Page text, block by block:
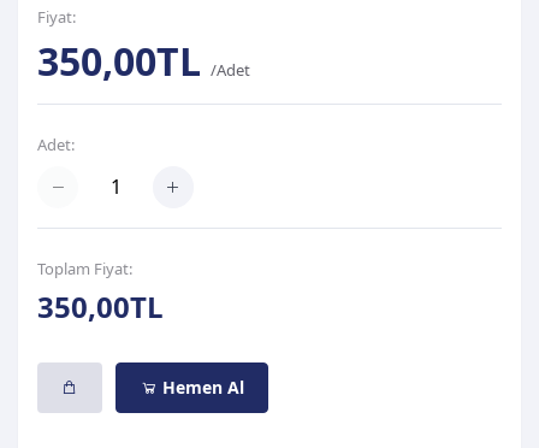
Fiyat:
350,00TL /Adet
Adet:
Toplam Fiyat:
350,00TL
Hemen Al